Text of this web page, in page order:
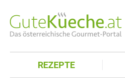
REZEPTE